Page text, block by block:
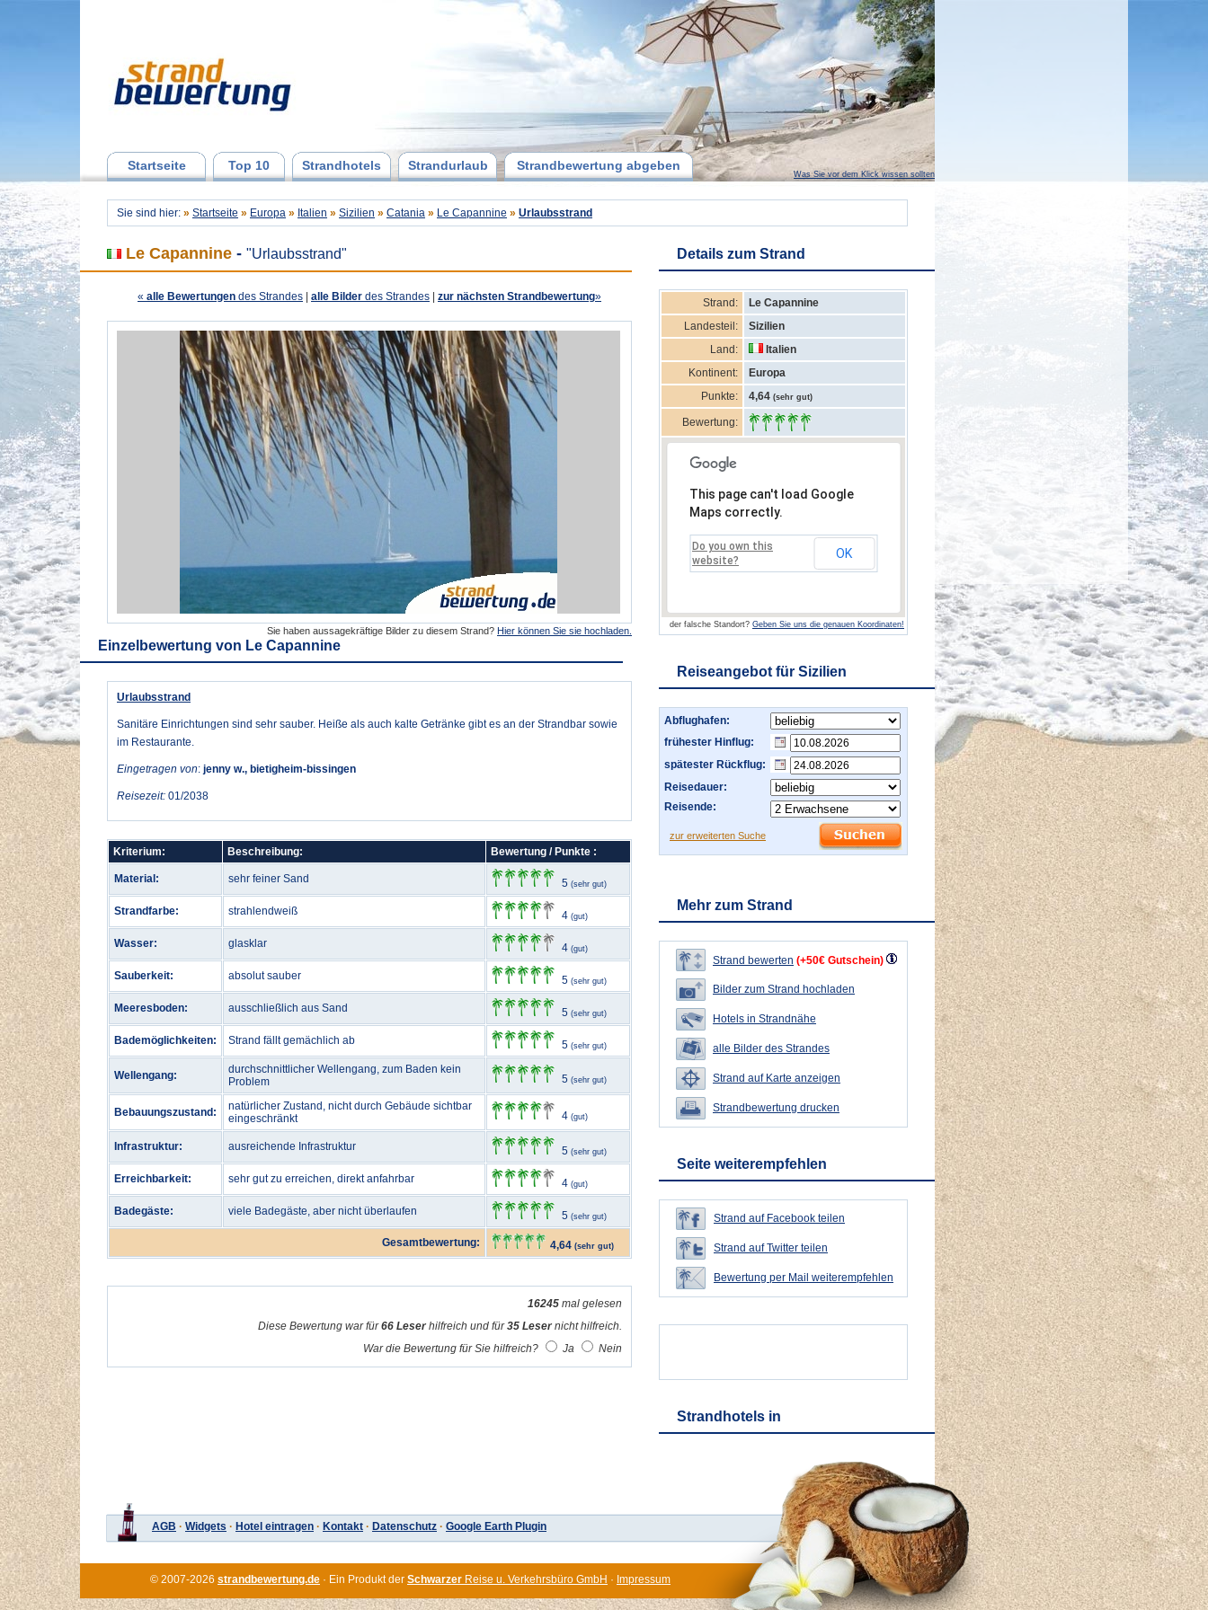
Startseite Top 10 Strandhotels Strandurlaub Strandbewertung abgeben
Was Sie vor dem Klick wissen sollten
Sie sind hier: » Startseite » Europa » Italien » Sizilien » Catania » Le Capannine » Urlaubsstrand
Le Capannine - "Urlaubsstrand"
« alle Bewertungen des Strandes alle Bilder des Strandes zur nächsten Strandbewertung»
Sie haben aussagekräftige Bilder zu diesem Strand? Hier können Sie sie hochladen.
Einzelbewertung von Le Capannine
Urlaubsstrand
Sanitäre Einrichtungen sind sehr sauber. Heiße als auch kalte Getränke gibt es an der Strandbar sowie
im Restaurante.
Eingetragen von: jenny w., bietigheim-bissingen
Reisezeit: 01/2038
Kriterium: Beschreibung: Bewertung / Punkte :
Material: sehr feiner Sand 5 (sehr gut)
Strandfarbe: strahlendweiß 4 (gut)
Wasser: glasklar 4 (gut)
Sauberkeit: absolut sauber 5 (sehr gut)
Meeresboden: ausschließlich aus Sand 5 (sehr gut)
Bademöglichkeiten: Strand fällt gemächlich ab 5 (sehr gut)
Wellengang:
durchschnittlicher Wellengang, zum Baden kein
Problem
5 (sehr gut)
Bebauungszustand:
natürlicher Zustand, nicht durch Gebäude sichtbar
eingeschränkt
4 (gut)
Infrastruktur: ausreichende Infrastruktur 5 (sehr gut)
Erreichbarkeit: sehr gut zu erreichen, direkt anfahrbar 4 (gut)
Badegäste: viele Badegäste, aber nicht überlaufen 5 (sehr gut)
Gesamtbewertung: 4,64 (sehr gut)
16245 mal gelesen
Diese Bewertung war für66 Leserhilfreich und für35 Lesernicht hilfreich.
War die Bewertung für Sie hilfreich?
Ja Nein
Details zum Strand
Strand:
Le Capannine
Landesteil:
Sizilien
Land:
Italien
Kontinent:
Europa
Punkte:
4,64 (sehr gut)
Bewertung:
This page can't load Google
Maps correctly.
Do you own this
website?
OK
der falsche Standort? Geben Sie uns die genauen Koordinaten!
Reiseangebot für Sizilien
Abflughafen:
frühester Hinflug:
spätester Rückflug:
Reisedauer:
Reisende:
zur erweiterten Suche
Mehr zum Strand
Strand bewerten (+50€ Gutschein)
Bilder zum Strand hochladen
Hotels in Strandnähe
alle Bilder des Strandes
Strand auf Karte anzeigen
Strandbewertung drucken
Seite weiterempfehlen
Strand auf Facebook teilen
Strand auf Twitter teilen
Bewertung per Mail weiterempfehlen
Strandhotels in
AGB · Widgets · Hotel eintragen · Kontakt · Datenschutz · Google Earth Plugin
© 2007-2026 strandbewertung.de · Ein Produkt der Schwarzer Reise u. Verkehrsbüro GmbH · Impressum